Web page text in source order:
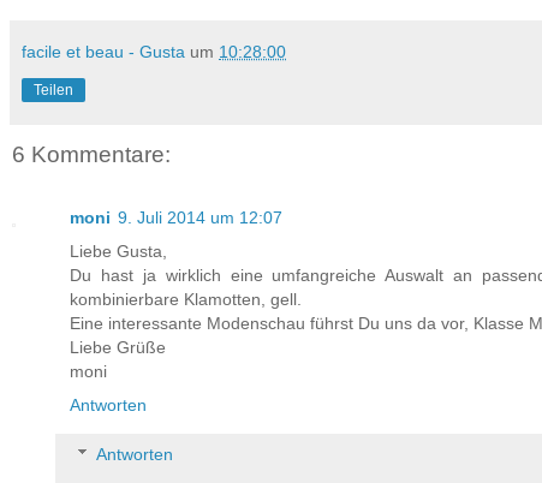
facile et beau - Gusta um 10:28:00
Teilen
6 Kommentare:
moni 9. Juli 2014 um 12:07
Liebe Gusta,
Du hast ja wirklich eine umfangreiche Auswalt an
kombinierbare Klamotten, gell.
Eine interessante Modenschau führst Du uns da vor, Klasse
Liebe Grüße
moni
Antworten
Antworten